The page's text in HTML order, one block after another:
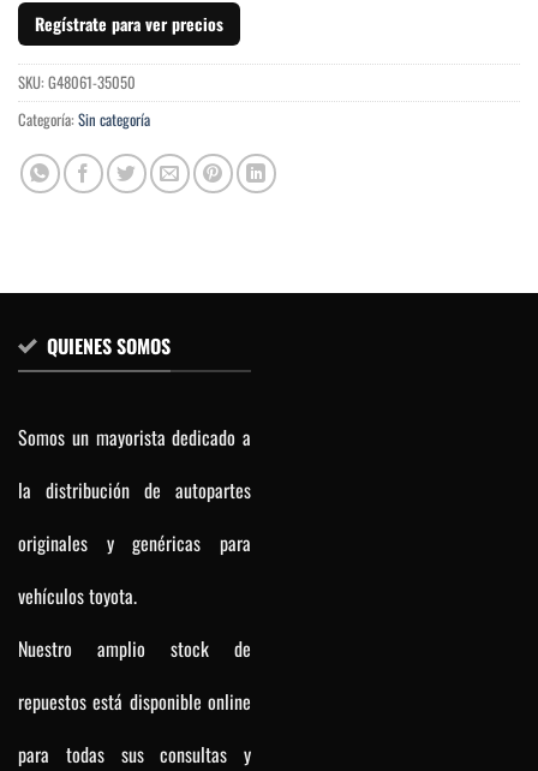
Regístrate para ver precios
SKU: G48061-35050
Categoría: Sin categoría
QUIENES SOMOS
Somos un mayorista dedicado a
la distribución de autopartes
originales y genéricas para
vehículos toyota.
Nuestro amplio stock de
repuestos está disponible online
para todas sus consultas y